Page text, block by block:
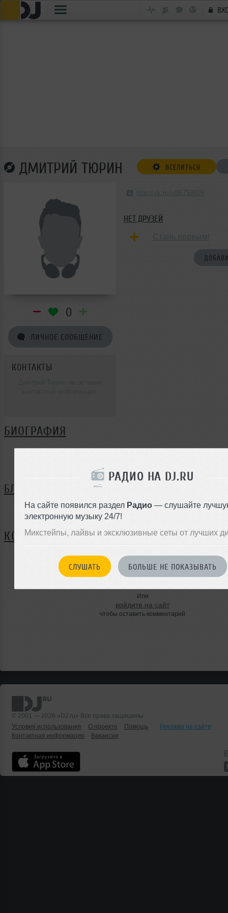
РАДИО НА DJ.RU
На сайте появился раздел Радио — слушайте
электронную музыку 24/7!
Микстейпы, лайвы и эксклюзивные сеты от лучших
СЛУШАТЬ БОЛЬШЕ НЕ ПОКАЗЫВАТЬ
ДМИТРИЙ ТЮРИН ВСЕЛИТЬСЯ
0
ЛИЧНОЕ СООБЩЕНИЕ
КОНТАКТЫ
НЕТ ДРУЗЕЙ
БИОГРАФИЯ
БЛОГ
Нет записей в блоге
КОММЕНТАРИИ
ЗАРЕГИСТРИРУЙТЕСЬ
Или
войдите на сайт
чтобы оставить комментарий
© 2001 — 2026 «DJ.ru» Все права защищены.
Условия использования
О проекте Помощь
Реклама на сайте
Контактная информация
Вакансии